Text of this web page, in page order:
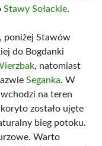
Stawy Sołackie.
poniżej Stawów
do Bogdanki
, natomiast
Seganka. W
na teren
zostało ujęte
bieg potoku.
Warto